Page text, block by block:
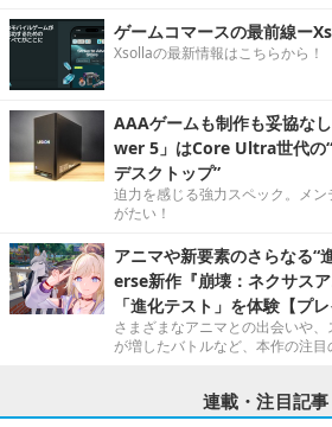
ゲームコマースの最前線ー
Xsollaの最新情報はこちらから！
AAAゲームも制作も妥協な
wer 5」はCore Ultra世代の
デスクトップ”
迫力を感じる強力スペック。メ
がたい！
アニマや新要素のさらなる“
erse新作『崩壊：ネクサス
「進化テスト」を体験【プレ
さまざまなアニマとの出会いや
が増したバトルなど、本作の注目
連載・注目記事